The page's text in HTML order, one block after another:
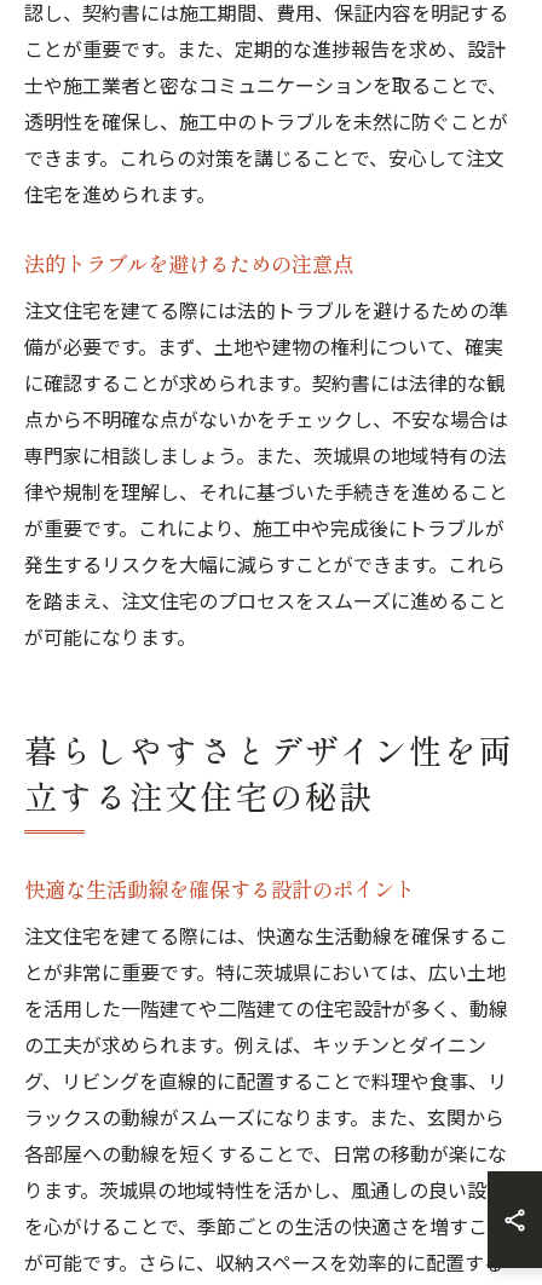
認し、契約書には施工期間、費用、保証内容を明記する
ことが重要です。また、定期的な進捗報告を求め、設計
士や施工業者と密なコミュニケーションを取ることで、
透明性を確保し、施工中のトラブルを未然に防ぐことが
できます。これらの対策を講じることで、安心して注文
住宅を進められます。
法的トラブルを避けるための注意点
注文住宅を建てる際には法的トラブルを避けるための準
備が必要です。まず、土地や建物の権利について、確実
に確認することが求められます。契約書には法律的な観
点から不明確な点がないかをチェックし、不安な場合は
専門家に相談しましょう。また、茨城県の地域特有の法
律や規制を理解し、それに基づいた手続きを進めること
が重要です。これにより、施工中や完成後にトラブルが
発生するリスクを大幅に減らすことができます。これら
を踏まえ、注文住宅のプロセスをスムーズに進めること
が可能になります。
暮らしやすさとデザイン性を両
立する注文住宅の秘訣
快適な生活動線を確保する設計のポイント
注文住宅を建てる際には、快適な生活動線を確保するこ
とが非常に重要です。特に茨城県においては、広い土地
を活用した一階建てや二階建ての住宅設計が多く、動線
の工夫が求められます。例えば、キッチンとダイニン
グ、リビングを直線的に配置することで料理や食事、リ
ラックスの動線がスムーズになります。また、玄関から
各部屋への動線を短くすることで、日常の移動が楽にな
ります。茨城県の地域特性を活かし、風通しの良い設計
を心がけることで、季節ごとの生活の快適さを増すこと
が可能です。さらに、収納スペースを効率的に配置する